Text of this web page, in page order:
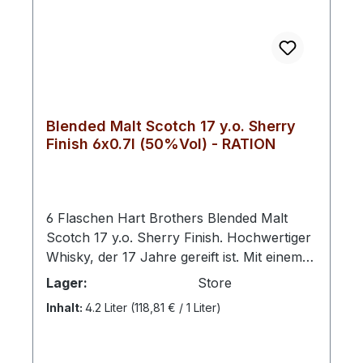
Blended Malt Scotch 17 y.o. Sherry
Finish 6x0.7l (50%Vol) - RATION
6 Flaschen Hart Brothers Blended Malt
Scotch 17 y.o. Sherry Finish. Hochwertiger
Whisky, der 17 Jahre gereift ist. Mit einem
Alkoholgehalt von 50%Vol bietet er ein
intensives Geschmackserlebnis. Diese
exklusive Abfüllung zeichnet sich durch
Lager: Store
Inhalt: 4.2 Liter (118,81 € / 1 Liter)